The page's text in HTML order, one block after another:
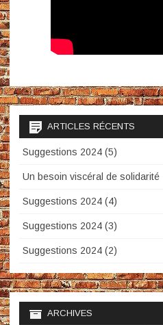
ARTICLES RÉCENTS
Suggestions 2024 (5)
Un besoin viscéral de solidarité
Suggestions 2024 (4)
Suggestions 2024 (3)
Suggestions 2024 (2)
ARCHIVES